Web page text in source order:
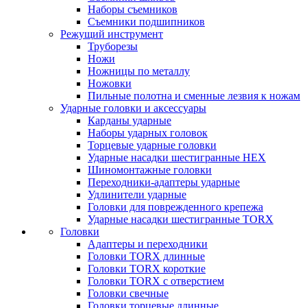
Наборы съемников
Съемники подшипников
Режущий инструмент
Труборезы
Ножи
Ножницы по металлу
Ножовки
Пильные полотна и сменные лезвия к ножам
Ударные головки и аксессуары
Карданы ударные
Наборы ударных головок
Торцевые ударные головки
Ударные насадки шестигранные HEX
Шиномонтажные головки
Переходники-адаптеры ударные
Удлинители ударные
Головки для поврежденного крепежа
Ударные насадки шестигранные TORX
Головки
Адаптеры и переходники
Головки TORX длинные
Головки TORX короткие
Головки TORX с отверстием
Головки свечные
Головки торцевые длинные